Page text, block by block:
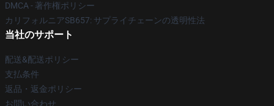
DMCA - 著作権ポリシー
カリフォルニアSB657: サプライチェーンの透明性法
当社のサポート
配送&配送ポリシー
支払条件
返品・返金ポリシー
お問い合わせ